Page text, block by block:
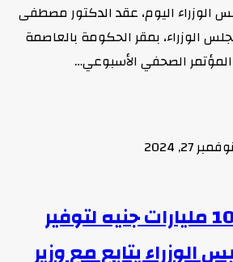
الوزراء اليوم، عقد الدكتور مصطفى
الوزراء، بمقر الحكومة بالعاصمة
المؤتمر الصحفي الأسبوعي…
نوفمبر 27, 2024
منها تدبير 10 مليارات جنيه لتوفير
الوزراء يتابع مع وزير